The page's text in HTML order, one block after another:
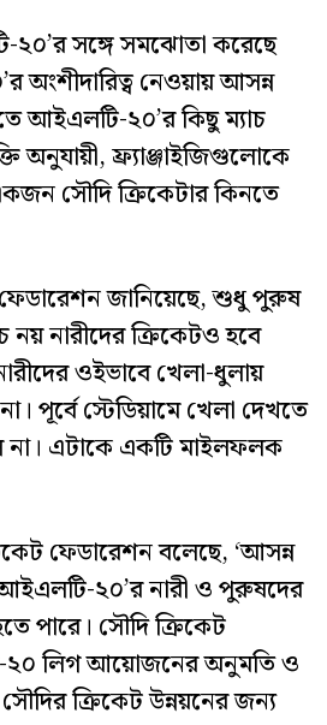
২০’র সঙ্গে সমঝোতা করেছে
অংশীদারিত্ব নেওয়ায় আসন্ন
আইএলটি-২০’র কিছু ম্যাচ
অনুযায়ী, ফ্র্যাঞ্জাইজিগুলোকে
সৌদি ক্রিকেটার কিনতে
জানিয়েছে, শুধু পুরুষ
নয় নারীদের ক্রিকেটও হবে
ওইভাবে খেলা-ধুলায়
পূর্বে স্টেডিয়ামে খেলা দেখতে
এটাকে একটি মাইলফলক
ফেডারেশন বলেছে, ‘আসন্ন
২০’র নারী ও পুরুষদের
পারে। সৌদি ক্রিকেট
২০ লিগ আয়োজনের অনুমতি ও
ক্রিকেট উন্নয়নের জন্য